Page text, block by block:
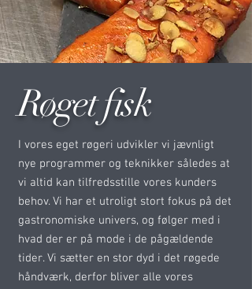
Røgetfisk
I vores eget røgeri udvikler vi jævnligt
nye programmer og teknikker således at
vi altid kan tilfredsstille vores kunders
behov. Vi har et utroligt stort fokus på det
gastronomiske univers, og følger med i
hvad der er på mode i de pågældende
tider. Vi sætter en stor dyd i det røgede
håndværk, derfor bliver alle vores